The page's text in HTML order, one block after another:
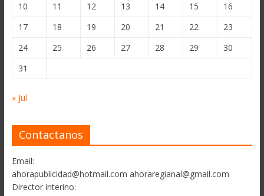
10
11 12 13 14 15
16
17
18 19 20 21 22
23
24
25 26 27 28 29
30
31
« Jul
Contactanos
Email:
ahorapublicidad@hotmail.com ahoraregianal@gmail.com
Director interino: